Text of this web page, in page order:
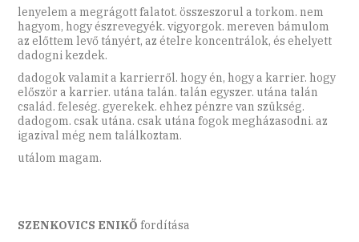
lenyelem a megrágott falatot. összeszorul a torkom. nem
hagyom, hogy észrevegyék. vigyorgok. mereven bámulom
az előttem levő tányért, az ételre koncentrálok, és ehelyett
dadogni kezdek.
dadogok valamit a karrierről. hogy én, hogy a karrier. hogy
először a karrier. utána talán. talán egyszer. utána talán
család. feleség. gyerekek. ehhez pénzre van szükség.
dadogom. csak utána. csak utána fogok megházasodni. az
igazival még nem találkoztam.
utálom magam.
SZENKOVICS ENIKŐfordítása